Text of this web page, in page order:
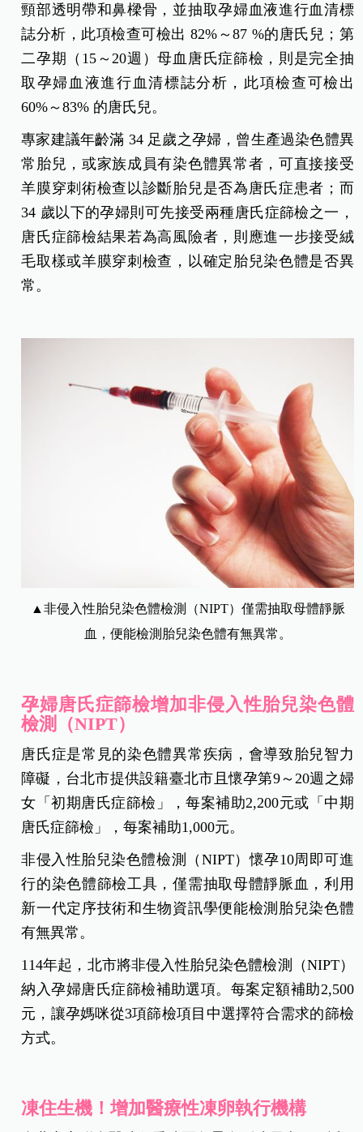
頸部透明帶和鼻樑骨，並抽取孕婦血液進行血清標
誌分析，此項檢查可檢出 82%～87 %的唐氏兒；第
二孕期（15～20週）母血唐氏症篩檢，則是完全抽
取孕婦血液進行血清標誌分析，此項檢查可檢出
60%～83% 的唐氏兒。
專家建議年齡滿 34 足歲之孕婦，曾生產過染色體異
常胎兒，或家族成員有染色體異常者，可直接接受
羊膜穿刺術檢查以診斷胎兒是否為唐氏症患者；而
34 歲以下的孕婦則可先接受兩種唐氏症篩檢之一，
唐氏症篩檢結果若為高風險者，則應進一步接受絨
毛取樣或羊膜穿刺檢查，以確定胎兒染色體是否異
常。
▲非侵入性胎兒染色體檢測（NIPT）僅需抽取母體靜脈
血，便能檢測胎兒染色體有無異常。
孕婦唐氏症篩檢增加非侵入性胎兒染色體
檢測（NIPT）
唐氏症是常見的染色體異常疾病，會導致胎兒智力
障礙，台北市提供設籍臺北市且懷孕第9～20週之婦
女「初期唐氏症篩檢」，每案補助2,200元或「中期
唐氏症篩檢」，每案補助1,000元。
非侵入性胎兒染色體檢測（NIPT）懷孕10周即可進
行的染色體篩檢工具，僅需抽取母體靜脈血，利用
新一代定序技術和生物資訊學便能檢測胎兒染色體
有無異常。
114年起，北市將非侵入性胎兒染色體檢測（NIPT）
納入孕婦唐氏症篩檢補助選項。每案定額補助2,500
元，讓孕媽咪從3項篩檢項目中選擇符合需求的篩檢
方式。
凍住生機！增加醫療性凍卵執行機構